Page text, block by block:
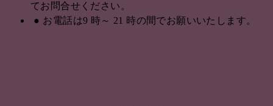
てお問合せください。
お電話は9 時～ 21 時の間でお願いいたします。